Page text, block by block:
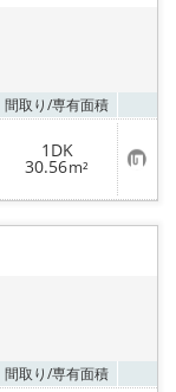
間取り/専有面積
1DK
30.56m² お
気
に
り
間取り/専有面積